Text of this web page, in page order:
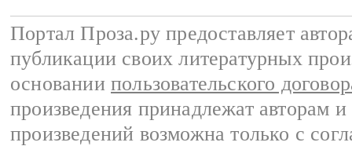
Портал Проза.ру предоставляет
публикации своих литературных
основании пользовательского
произведения принадлежат авторам
произведений возможна только с